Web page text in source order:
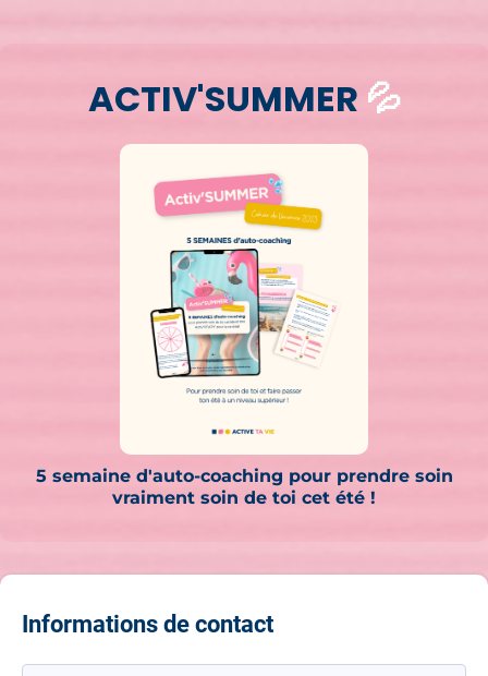
ACTIV'SUMMER 💦
5 semaine d'auto-coaching pour prendre soin
vraiment soin de toi cet été !
Informations de contact